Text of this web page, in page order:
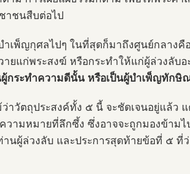
าชนสืบต่อไป
ำเพ็ญกุศลไปๆ ในที่สุดก็มาถึงศูนย์กลางคื
ายแก่พระสงฆ์ หรือกระทำให้แก่ผู้ล่วงลับอ
นผู้กระทำความดีนั้น หรือเป็นผู้บำเพ็ญทักษิ
ว่าวัตถุประสงค์ทั้ง ๕ นี้ จะชัดเจนอยู่แล้ว
วามหมายที่ลึกซึ้ง ซึ่งอาจจะถูกมองข้าม
นผู้ล่วงลับ และประการสุดท้ายข้อที่ ๕ ที่